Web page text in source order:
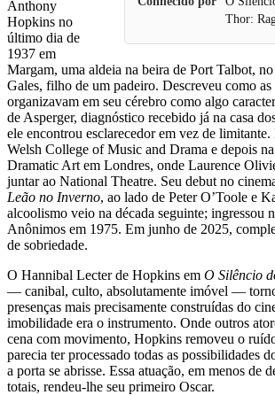
Thor:
Anthony
Hopkins no
último dia de
1937 em
Margam, uma aldeia na beira de Port Talbot,
Gales, filho de um padeiro. Descreveu como as
organizavam em seu cérebro como algo
de Asperger, diagnóstico recebido já na casa
ele encontrou esclarecedor em vez de
Welsh College of Music and Drama e depois
Dramatic Art em Londres, onde Laurence
juntar ao National Theatre. Seu debut no
Leão no Inverno, ao lado de Peter O’Toole e
alcoolismo veio na década seguinte; ingressou
Anônimos em 1975. Em junho de 2025,
de sobriedade.
O Hannibal Lecter de Hopkins em O Silêncio
— canibal, culto, absolutamente imóvel —
presenças mais precisamente construídas do
imobilidade era o instrumento. Onde outros
cena com movimento, Hopkins removeu o
parecia ter processado todas as possibilidades
a porta se abrisse. Essa atuação, em menos de
totais, rendeu-lhe seu primeiro Oscar.